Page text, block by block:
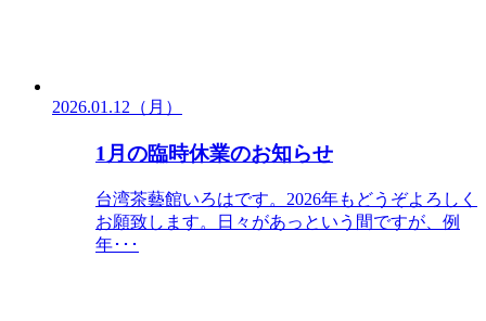
2026.01.12（月）
1月の臨時休業のお知らせ
台湾茶藝館いろはです。2026年もどうぞよろしく
お願致します。日々があっという間ですが、例
年･･･